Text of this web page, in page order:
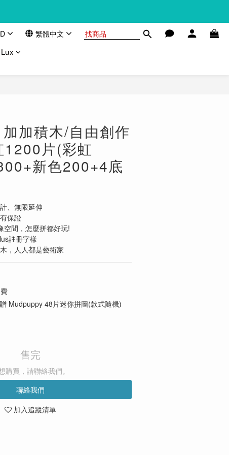
繁體中文
加積木/自由創作
1200片(彩虹
新色200+4底
、無限延伸
保證
空間，怎麼拼都好玩!
註冊字樣
，人人都是藝術家
Mudpuppy 48片迷你拼圖(款式隨機)
售完
購買，請聯絡我們。
聯絡我們
加入追蹤清單